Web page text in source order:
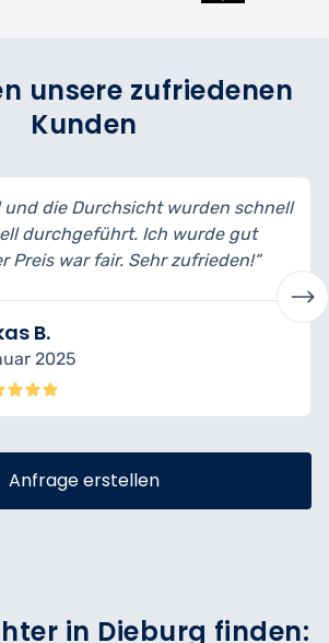
unsere zufriedenen
Kunden
und die Durchsicht wurden schnell
durchgeführt. Ich wurde gut
Preis war fair. Sehr zufrieden!“
B.
2025
Anfrage erstellen
in Dieburg finden: